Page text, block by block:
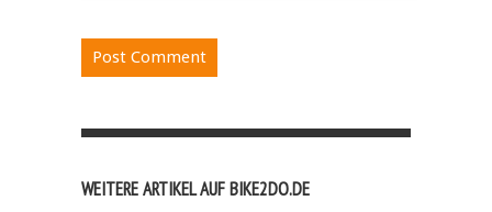
WEITERE ARTIKEL AUF BIKE2DO.DE